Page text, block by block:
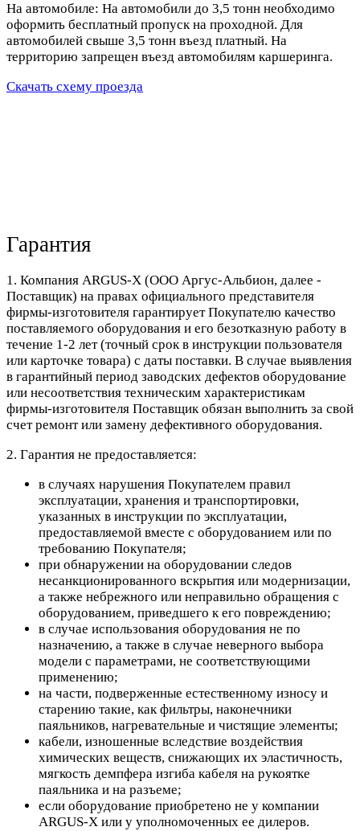
На автомобиле: На автомобили до 3,5 тонн необходимо
оформить бесплатный пропуск на проходной. Для
автомобилей свыше 3,5 тонн въезд платный. На
территорию запрещен въезд автомобилям каршеринга.
Скачать схему проезда
Гарантия
1. Компания ARGUS-X (ООО Аргус-Альбион, далее -
Поставщик) на правах официального представителя
фирмы-изготовителя гарантирует Покупателю качество
поставляемого оборудования и его безотказную работу в
течение 1-2 лет (точный срок в инструкции пользователя
или карточке товара) с даты поставки. В случае выявления
в гарантийный период заводских дефектов оборудование
или несоответствия техническим характеристикам
фирмы-изготовителя Поставщик обязан выполнить за свой
счет ремонт или замену дефективного оборудования.
2. Гарантия не предоставляется:
в случаях нарушения Покупателем правил
эксплуатации, хранения и транспортировки,
указанных в инструкции по эксплуатации,
предоставляемой вместе с оборудованием или по
требованию Покупателя;
при обнаружении на оборудовании следов
несанкционированного вскрытия или модернизации,
а также небрежного или неправильно обращения с
оборудованием, приведшего к его повреждению;
в случае использования оборудования не по
назначению, а также в случае неверного выбора
модели с параметрами, не соответствующими
применению;
на части, подверженные естественному износу и
старению такие, как фильтры, наконечники
паяльников, нагревательные и чистящие элементы;
кабели, изношенные вследствие воздействия
химических веществ, снижающих их эластичность,
мягкость демпфера изгиба кабеля на рукоятке
паяльника и на разъеме;
если оборудование приобретено не у компании
ARGUS-X или у уполномоченных ее дилеров.